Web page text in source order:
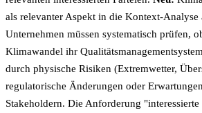
als relevanter Aspekt in die Kontext-Analyse
Unternehmen müssen systematisch prüfen,
Klimawandel ihr
durch physische Risiken (Extremwetter,
regulatorische Änderungen oder
Stakeholdern. Die Anforderung